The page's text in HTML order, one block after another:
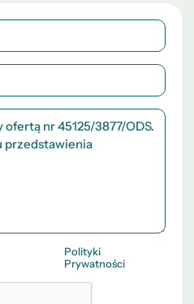
Polityki
Prywatności